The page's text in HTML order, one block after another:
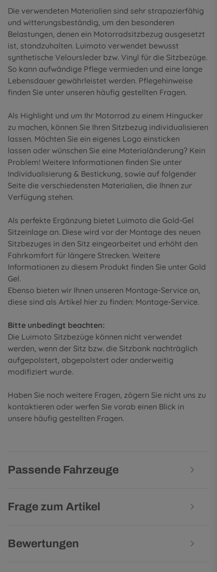
Die verwendeten Materialien sind sehr strapazierfähig
und witterungsbeständig, um den besonderen
Belastungen, denen ein Motorradsitzbezug ausgesetzt
ist, standzuhalten. Luimoto verwendet bewusst
synthetische Veloursleder bzw. Vinyl für die Sitzbezüge.
So kann aufwändige Pflege vermieden und eine lange
Lebensdauer gewährleistet werden. Pflegehinweise
finden Sie unter unseren häufig gestellten Fragen.
Als Highlight und um Ihr Motorrad zu einem Hingucker
zu machen, können Sie Ihren Sitzbezug individualisieren
lassen. Möchten Sie ein eigenes Logo einsticken
lassen oder wünschen Sie eine Materialänderung? Kein
Problem! Weitere Informationen finden Sie unter
Individualisierung & Bestickung, sowie auf folgender
Seite die verschiedensten Materialien, die Ihnen zur
Verfügung stehen.
Als perfekte Ergänzung bietet Luimoto die Gold-Gel
Sitzeinlage an. Diese wird vor der Montage des neuen
Sitzbezuges in den Sitz eingearbeitet und erhöht den
Fahrkomfort für längere Strecken. Weitere
Informationen zu diesem Produkt finden Sie unter Gold
Gel.
Ebenso bieten wir Ihnen unseren Montage-Service an,
diese sind als Artikel hier zu finden: Montage-Service.
Bitte unbedingt beachten:
Die Luimoto Sitzbezüge können nicht verwendet
werden, wenn der Sitz bzw. die Sitzbank nachträglich
aufgepolstert, abgepolstert oder anderweitig
modifiziert wurde.
Haben Sie noch weitere Fragen, zögern Sie nicht uns zu
kontaktieren oder werfen Sie vorab einen Blick in
unsere häufig gestellten Fragen.
Passende Fahrzeuge
Frage zum Artikel
Bewertungen